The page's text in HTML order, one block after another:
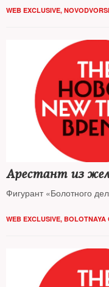
WEB EXCLUSIVE,
Арестант из
Фигурант «Болотного
WEB EXCLUSIVE, BOLOTNAYA